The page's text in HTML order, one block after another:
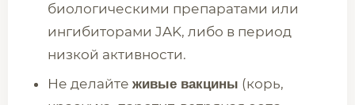
биологическими препаратами или
ингибиторами JAK, либо в период
низкой активности.
Не делайте живые вакцины (корь,